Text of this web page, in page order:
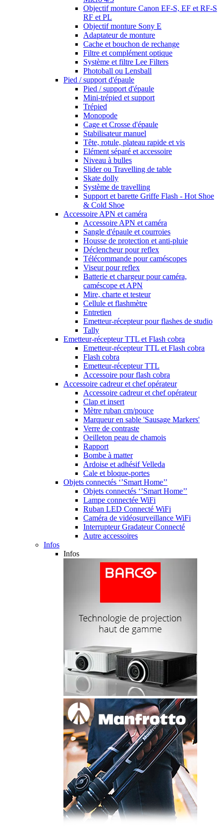
Objectif monture Canon EF-S, EF et RF-S
RF et PL
Objectif monture Sony E
Adaptateur de monture
Cache et bouchon de rechange
Filtre et complément optique
Système et filtre Lee Filters
Photoball ou Lensball
Pied / support d'épaule
Pied / support d'épaule
Mini-trépied et support
Trépied
Monopode
Cage et Crosse d'épaule
Stabilisateur manuel
Tête, rotule, plateau rapide et vis
Elément séparé et accessoire
Niveau à bulles
Slider ou Travelling de table
Skate dolly
Système de travelling
Support et barette Griffe Flash - Hot Shoe
& Cold Shoe
Accessoire APN et caméra
Accessoire APN et caméra
Sangle d'épaule et courroies
Housse de protection et anti-pluie
Déclencheur pour reflex
Télécommande pour caméscopes
Viseur pour reflex
Batterie et chargeur pour caméra,
caméscope et APN
Mire, charte et testeur
Cellule et flashmètre
Entretien
Emetteur-récepteur pour flashes de studio
Tally
Emetteur-récepteur TTL et Flash cobra
Emetteur-récepteur TTL et Flash cobra
Flash cobra
Emetteur-récepteur TTL
Accessoire pour flash cobra
Accessoire cadreur et chef opérateur
Accessoire cadreur et chef opérateur
Clap et insert
Mètre ruban cm/pouce
Marqueur en sable 'Sausage Markers'
Verre de contraste
Oeilleton peau de chamois
Rapport
Bombe à matter
Ardoise et adhésif Velleda
Cale et bloque-portes
Objets connectés ‘’Smart Home’’
Objets connectés ‘’Smart Home’’
Lampe connectée WiFi
Ruban LED Connecté WiFi
Caméra de vidéosurveillance WiFi
Interrupteur Gradateur Connecté
Autre accessoires
Infos
Infos